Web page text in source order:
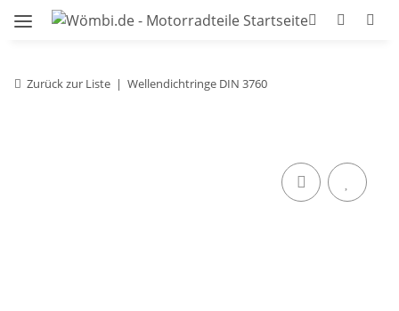
Zurück zur Liste Wellendichtringe DIN 3760